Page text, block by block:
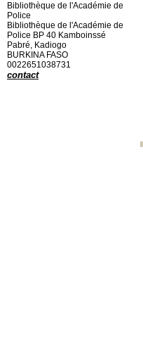
Bibliothèque de l'Académie de
Police
Bibliothèque de l'Académie de
Police BP 40 Kamboinssé
Pabré, Kadiogo
BURKINA FASO
0022651038731
contact